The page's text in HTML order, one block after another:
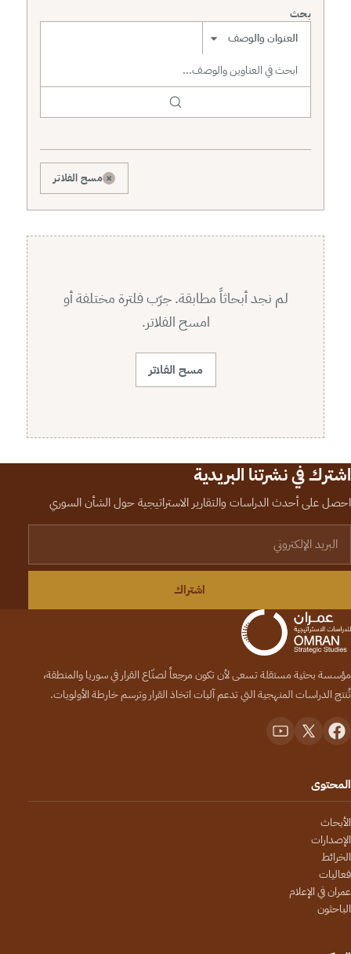
بحث
نطاق البحث
× مسح الفلاتر
لم نجد أبحاثاً مطابقة. جرّب فلترة مختلفة أو
امسح الفلاتر.
مسح الفلاتر
اشترك في نشرتنا البريدية
احصل على أحدث الدراسات والتقارير الاستراتيجية حول الشأن السوري
اشتراك
مؤسسة بحثية مستقلة تسعى لأن تكون مرجعاً لصنّاع القرار في سوريا والمنطقة،
تُنتج الدراسات المنهجية التي تدعم آليات اتخاذ القرار وترسم خارطة الأولويات.
المحتوى
الأبحاث
الإصدارات
الخرائط
فعاليات
عمران في الإعلام
الباحثون